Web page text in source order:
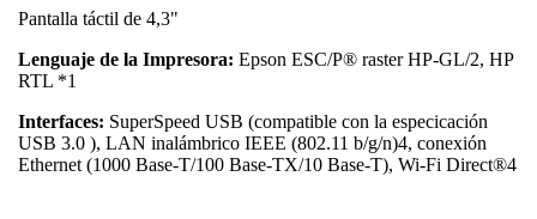
Pantalla táctil de 4,3"
Lenguaje de la Impresora: Epson ESC/P® raster HP-GL/2, HP
RTL *1
Interfaces: SuperSpeed USB (compatible con la especicación
USB 3.0 ), LAN inalámbrico IEEE (802.11 b/g/n)4, conexión
Ethernet (1000 Base-T/100 Base-TX/10 Base-T), Wi-Fi Direct®4